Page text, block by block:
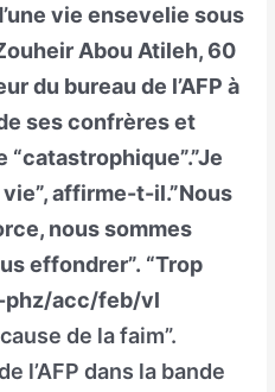
vie ensevelie sous
Abou Atileh, 60
du bureau de l’AFP à
ses confrères et
“catastrophique”.”Je
affirme-t-il.”Nous
nous sommes
effondrer”. “Trop
phz/acc/feb/vl
de la faim”.
l’AFP dans la bande